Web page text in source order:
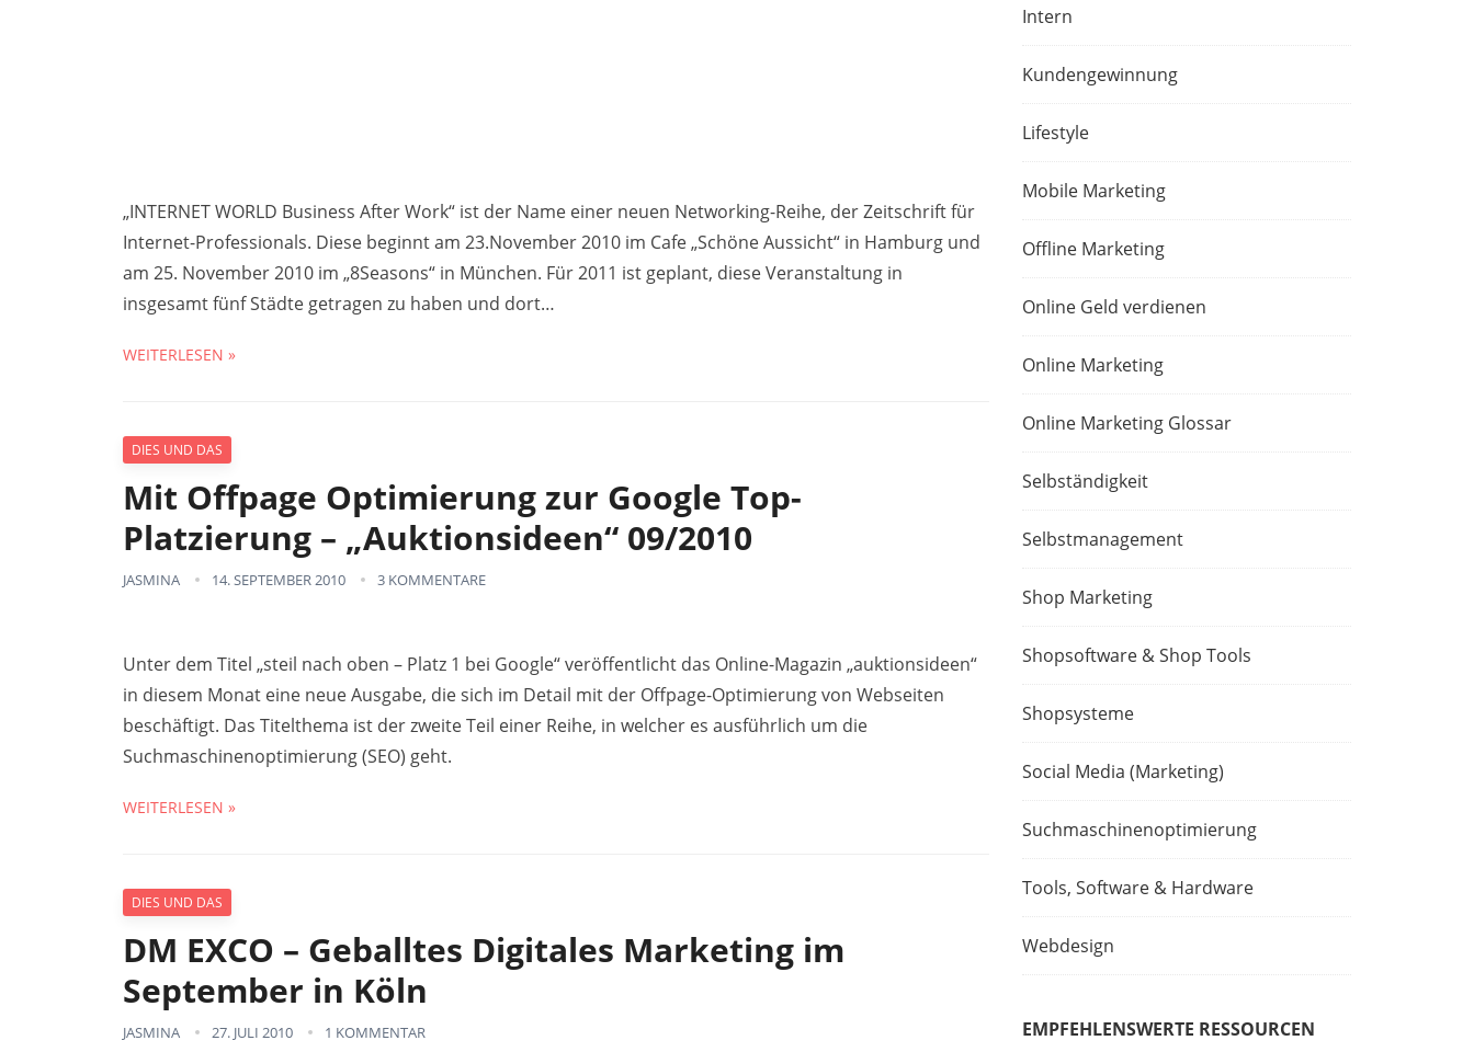
„INTERNET WORLD Business After Work“ ist der Name einer neuen Networking-Reihe, der Zeitschrift für
Internet-Professionals. Diese beginnt am 23.November 2010 im Cafe „Schöne Aussicht“ in Hamburg und
am 25. November 2010 im „8Seasons“ in München. Für 2011 ist geplant, diese Veranstaltung in
insgesamt fünf Städte getragen zu haben und dort…
WEITERLESEN »
DIES UND DAS
Mit Offpage Optimierung zur Google Top-
Platzierung – „Auktionsideen“ 09/2010
JASMINA 14. SEPTEMBER 2010 3 KOMMENTARE
Unter dem Titel „steil nach oben – Platz 1 bei Google“ veröffentlicht das Online-Magazin „auktionsideen“
in diesem Monat eine neue Ausgabe, die sich im Detail mit der Offpage-Optimierung von Webseiten
beschäftigt. Das Titelthema ist der zweite Teil einer Reihe, in welcher es ausführlich um die
Suchmaschinenoptimierung (SEO) geht.
WEITERLESEN »
DIES UND DAS
DM EXCO – Geballtes Digitales Marketing im
September in Köln
JASMINA 27. JULI 2010 1 KOMMENTAR
Intern
Kundengewinnung
Lifestyle
Mobile Marketing
Offline Marketing
Online Geld verdienen
Online Marketing
Online Marketing Glossar
Selbständigkeit
Selbstmanagement
Shop Marketing
Shopsoftware & Shop Tools
Shopsysteme
Social Media (Marketing)
Suchmaschinenoptimierung
Tools, Software & Hardware
Webdesign
EMPFEHLENSWERTE RESSOURCEN